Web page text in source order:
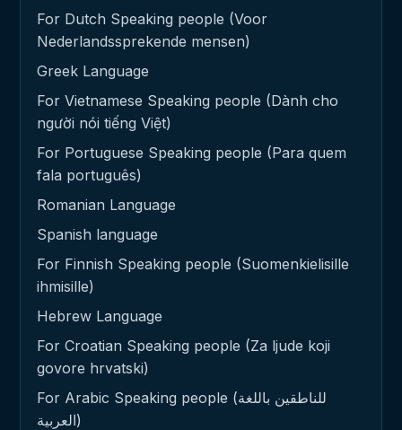
For Dutch Speaking people (Voor
Nederlandssprekende mensen)
Greek Language
For Vietnamese Speaking people (Dành cho
người nói tiếng Việt)
For Portuguese Speaking people (Para quem
fala português)
Romanian Language
Spanish language
For Finnish Speaking people (Suomenkielisille
ihmisille)
Hebrew Language
For Croatian Speaking people (Za ljude koji
govore hrvatski)
For Arabic Speaking people (للناطقين باللغة
العربية)